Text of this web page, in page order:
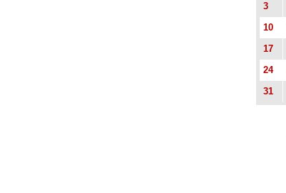
3
10
17
24
31